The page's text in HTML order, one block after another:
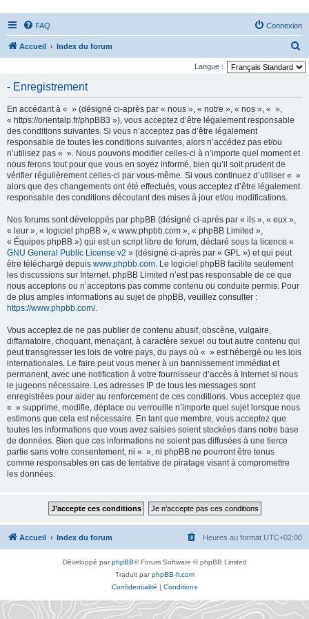
FAQ Connexion
Accueil Index du forum
e
Langue :
- Enregistrement
En accédant à « » (désigné ci-après par « nous », « notre », « nos », « »,
« https://orientalp.fr/phpBB3 »), vous acceptez d’être légalement responsable
des conditions suivantes. Si vous n’acceptez pas d’être légalement
responsable de toutes les conditions suivantes, alors n’accédez pas et/ou
n’utilisez pas « ». Nous pouvons modifier celles-ci à n’importe quel moment et
nous ferons tout pour que vous en soyez informé, bien qu’il soit prudent de
vérifier régulièrement celles-ci par vous-même. Si vous continuez d’utiliser « »
alors que des changements ont été effectués, vous acceptez d’être légalement
responsable des conditions découlant des mises à jour et/ou modifications.
Nos forums sont développés par phpBB (désigné ci-après par « ils », « eux »,
« leur », « logiciel phpBB », « www.phpbb.com », « phpBB Limited »,
« Équipes phpBB ») qui est un script libre de forum, déclaré sous la licence «
GNU General Public License v2 » (désigné ci-après par « GPL ») et qui peut
être téléchargé depuis www.phpbb.com. Le logiciel phpBB facilite seulement
les discussions sur Internet. phpBB Limited n’est pas responsable de ce que
nous acceptons ou n’acceptons pas comme contenu ou conduite permis. Pour
de plus amples informations au sujet de phpBB, veuillez consulter :
https://www.phpbb.com/.
Vous acceptez de ne pas publier de contenu abusif, obscène, vulgaire,
diffamatoire, choquant, menaçant, à caractère sexuel ou tout autre contenu qui
peut transgresser les lois de votre pays, du pays où « » est hébergé ou les lois
internationales. Le faire peut vous mener à un bannissement immédiat et
permanent, avec une notification à votre fournisseur d’accès à Internet si nous
le jugeons nécessaire. Les adresses IP de tous les messages sont
enregistrées pour aider au renforcement de ces conditions. Vous acceptez que
« » supprime, modifie, déplace ou verrouille n’importe quel sujet lorsque nous
estimons que cela est nécessaire. En tant que membre, vous acceptez que
toutes les informations que vous avez saisies soient stockées dans notre base
de données. Bien que ces informations ne soient pas diffusées à une tierce
partie sans votre consentement, ni « », ni phpBB ne pourront être tenus
comme responsables en cas de tentative de piratage visant à compromettre
les données.
Accueil Index du forum Heures au format UTC+02:00
Développé parphpBB® Forum Software © phpBB Limited
Traduit parphpBB-fr.com
Confidentialité | Conditions